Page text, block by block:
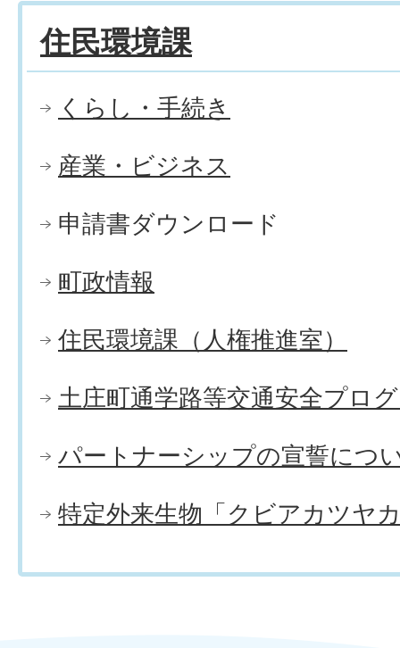
住民環境課
くらし・手続き
産業・ビジネス
申請書ダウンロード
町政情報
住民環境課（人権推進室）
土庄町通学路等交通安全プロ
パートナーシップの宣誓につ
特定外来生物「クビアカツヤ